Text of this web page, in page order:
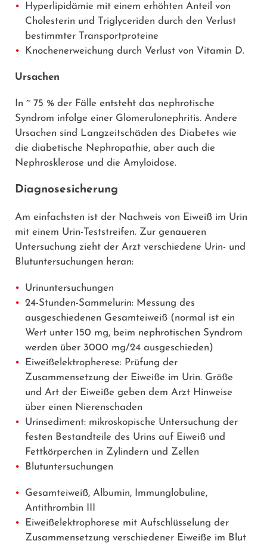
Hyperlipidämie mit einem erhöhten Anteil von
Cholesterin und Triglyceriden durch den Verlust
bestimmter Transportproteine
Knochenerweichung durch Verlust von Vitamin D.
Ursachen
In ~ 75 % der Fälle entsteht das nephrotische
Syndrom infolge einer Glomerulonephritis. Andere
Ursachen sind Langzeitschäden des Diabetes wie
die diabetische Nephropathie, aber auch die
Nephrosklerose und die Amyloidose.
Diagnosesicherung
Am einfachsten ist der Nachweis von Eiweiß im Urin
mit einem Urin-Teststreifen. Zur genaueren
Untersuchung zieht der Arzt verschiedene Urin- und
Blutuntersuchungen heran:
Urinuntersuchungen
24-Stunden-Sammelurin: Messung des
ausgeschiedenen Gesamteiweiß (normal ist ein
Wert unter 150 mg, beim nephrotischen Syndrom
werden über 3000 mg/24 ausgeschieden)
Eiweißelektropherese: Prüfung der
Zusammensetzung der Eiweiße im Urin. Größe
und Art der Eiweiße geben dem Arzt Hinweise
über einen Nierenschaden
Urinsediment: mikroskopische Untersuchung der
festen Bestandteile des Urins auf Eiweiß und
Fettkörperchen in Zylindern und Zellen
Blutuntersuchungen
Gesamteiweiß, Albumin, Immunglobuline,
Antithrombin III
Eiweißelektrophorese mit Aufschlüsselung der
Zusammensetzung verschiedener Eiweiße im Blut